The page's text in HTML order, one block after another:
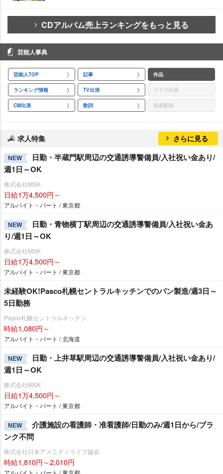
CDアルバム売上ランキングをもっと見る
芸能人事典
芸能人TOP 記事 作品
ランキング情報 TV出演 ドラマ出演
CM出演 歌詞 音楽配信
求人特集 さらに見る
NEW
日勤・半蔵門駅周辺の交通誘導警備員/入社祝い金あり/
週1日～OK
株式会社MSK
日給1万4,500円～
アルバイト・パート / 東京都
NEW
日勤・青物横丁駅周辺の交通誘導警備員/入社祝い金あ
り/週1日～OK
株式会社MSK
日給1万4,500円～
アルバイト・パート / 東京都
未経験OK!Pasco札幌セントラルキッチンでのパン製造/週3日～
5日勤務
Pasco札幌セントラルキッチン
時給1,080円～
アルバイト・パート / 北海道
NEW
日勤・上井草駅周辺の交通誘導警備員/入社祝い金あり/
週1日～OK
株式会社MSK
日給1万4,500円～
アルバイト・パート / 東京都
NEW
介護施設の看護師・准看護師/日勤のみ/週1日から/ブラ
ンク不問
株式会社日本アメニティライフ協会
時給1,810円～2,010円
アルバイト・パート / 東京都